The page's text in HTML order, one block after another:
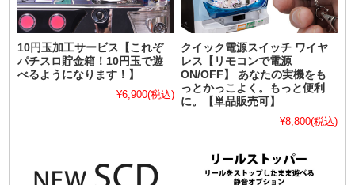
10円玉加工サービス【これぞ
パチスロ貯金箱！10円玉で遊
べるようになります！】
¥6,900(税込)
クイック電源スイッチ ワイヤ
レス【リモコンで電源
ON/OFF】 あなたの実機をも
っとかっこよく。もっと便利
に。【単品販売可】
¥8,800(税込)